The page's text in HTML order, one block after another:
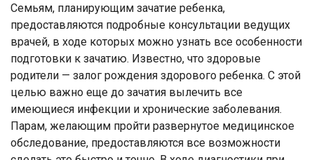
Семьям, планирующим зачатие ребенка,
предоставляются подробные консультации ведущих
врачей, в ходе которых можно узнать все особенности
подготовки к зачатию. Известно, что здоровые
родители — залог рождения здорового ребенка. С этой
целью важно еще до зачатия вылечить все
имеющиеся инфекции и хронические заболевания.
Парам, желающим пройти развернутое медицинское
обследование, предоставляются все возможности